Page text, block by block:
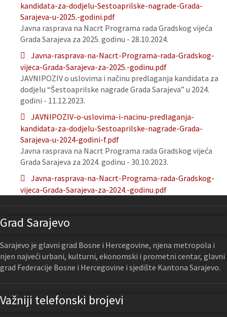
kandidata-za-dodjelu-Sestoaprilske-nagrade-Grada-
Sarajeva-u-2025.-godini.pdf
Javna rasprava na Nacrt Programa rada Gradskog vijeća
Grada Sarajeva za 2025. godinu - 28.10.2024.
Javna-rasprava-na-Nacrt-Programa-rada-Gradskog-
vijeca-Grada-Sarajeva-za-2025.-godinu.pdf
JAVNIPOZIV o uslovima i načinu predlaganja kandidata za
dodjelu “Šestoaprilske nagrade Grada Sarajeva” u 2024.
godini - 11.12.2023.
JAVNIPOZIV-o-uslovima-i-nacinu-predlaganja-
kandidata-za-dodjelu-Sestoaprilske-nagrade-Grada-
Sarajeva-u-2024-godini-f.pdf
Javna rasprava na Nacrt Programa rada Gradskog vijeća
Grada Sarajeva za 2024. godinu - 30.10.2023.
Javna-rasprava-na-Nacrt-Programa-rada-Gradskog-
vijeca-Grada-Sarajeva-za-2024.-godinu.pdf
Grad Sarajevo
Sarajevo je glavni grad Bosne i Hercegovine, njena metropola i
njen najveći urbani, kulturni, ekonomski i prometni centar, glavni
grad Federacije Bosne i Hercegovine i sjedište Kantona Sarajevo.
Važniji telefonski brojevi